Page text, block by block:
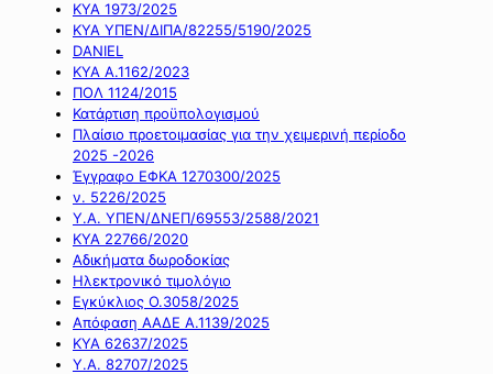
ΚΥΑ 1973/2025
ΚΥΑ ΥΠΕΝ/ΔΙΠΑ/82255/5190/2025
DANIEL
ΚΥΑ Α.1162/2023
ΠΟΛ 1124/2015
Κατάρτιση προϋπολογισμού
Πλαίσιο προετοιμασίας για την χειμερινή περίοδο
2025 -2026
Έγγραφο ΕΦΚΑ 1270300/2025
ν. 5226/2025
Υ.Α. ΥΠΕΝ/ΔΝΕΠ/69553/2588/2021
ΚΥΑ 22766/2020
Αδικήματα δωροδοκίας
Ηλεκτρονικό τιμολόγιο
Εγκύκλιος Ο.3058/2025
Απόφαση ΑΑΔΕ Α.1139/2025
ΚΥΑ 62637/2025
Υ.Α. 82707/2025